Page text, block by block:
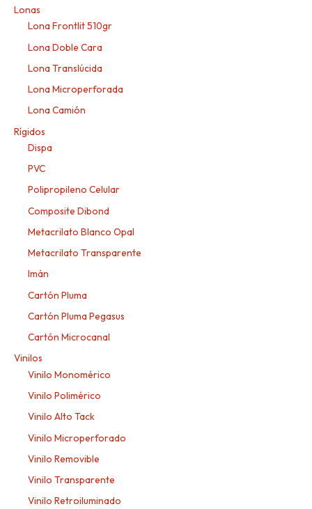
Lonas
Lona Frontlit 510gr
Lona Doble Cara
Lona Translúcida
Lona Microperforada
Lona Camión
Rígidos
Dispa
PVC
Polipropileno Celular
Composite Dibond
Metacrilato Blanco Opal
Metacrilato Transparente
Imán
Cartón Pluma
Cartón Pluma Pegasus
Cartón Microcanal
Vinilos
Vinilo Monomérico
Vinilo Polimérico
Vinilo Alto Tack
Vinilo Microperforado
Vinilo Removible
Vinilo Transparente
Vinilo Retroiluminado